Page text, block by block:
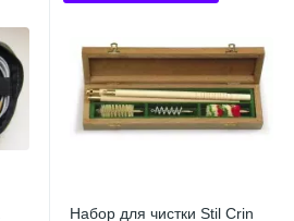
Набор для чистки Stil Crin